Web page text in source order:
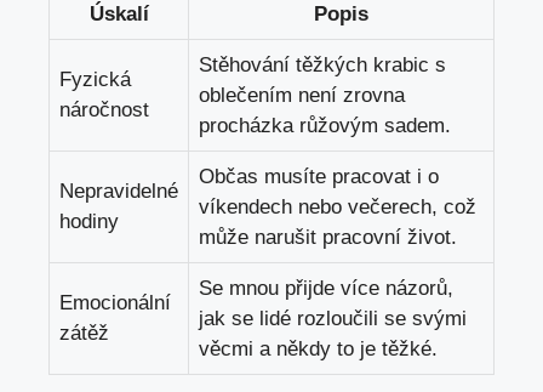
Úskalí Popis
Fyzická
náročnost
Stěhování těžkých krabic s
oblečením není zrovna
procházka růžovým sadem.
Nepravidelné
hodiny
Občas musíte pracovat i o
víkendech nebo večerech, což
může narušit pracovní život.
Emocionální
zátěž
Se mnou přijde více názorů,
jak se lidé rozloučili se svými
věcmi a někdy to je těžké.